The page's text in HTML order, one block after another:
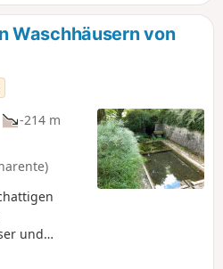
Waschhäusern von
-214 m
und